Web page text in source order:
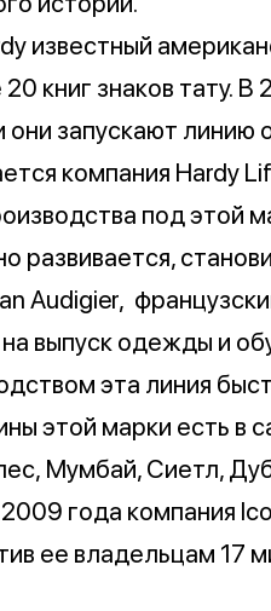
известный
книг знаков тату.
они запускают линию
компания Hardy
под этой
развивается,
Audigier,
выпуск одежды и
эта линия
этой марки есть в
Мумбай, Сиетл,
года компания
ее владельцам 17